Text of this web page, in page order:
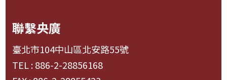
聯繫央廣
臺北市104中山區北安路55號
TEL : 886-2-28856168